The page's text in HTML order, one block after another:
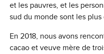
et les pauvres, et les
sud du monde sont les
En 2018, nous avons
cacao et veuve mère de